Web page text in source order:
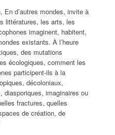
En d’autres mondes, invite à
littératures, les arts, les
imaginent, habitent,
existants. À l’heure
des mutations
écologiques, comment les
participent-ils à la
décoloniaux,
diasporiques, imaginaires ou
fractures, quelles
de création, de